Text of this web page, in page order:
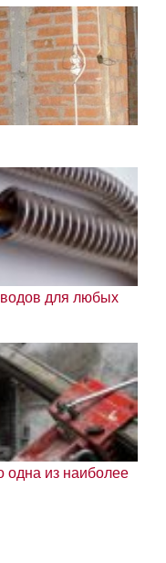
для любых
одна из наиболее